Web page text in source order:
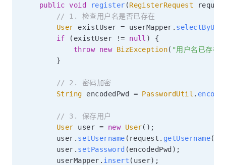
public void register (RegisterRequest
// 1. 检查用户名是否已存在
User existUser = userMapper .
if
( existUser != null )
{
throw
new BizException( "用户名已存在"
}
// 2. 密码加密
String encodedPwd = PasswordUtil . encode
// 3. 保存用户
User user = new User( ) ;
        user
. setUsername ( request . getUsername(
        user
. setPassword (encodedPwd ) ;
        userMapper
. insert ( user) ;